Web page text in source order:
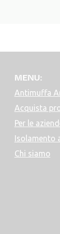
MENU:
Antimuffa
Acquista
Per le
Isolamento
Chi siamo